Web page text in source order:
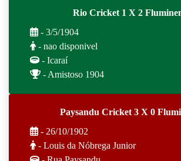
Rio Cricket 1 X 2
- 3/5/1904
- nao disponivel
- Icaraí
- Amistoso 1904
Paysandu Cricket 3 X 0
- 26/10/1902
- Louis da Nóbrega Junior